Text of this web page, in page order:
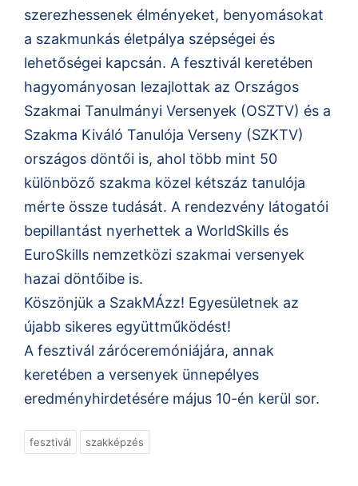
szerezhessenek élményeket, benyomásokat
a szakmunkás életpálya szépségei és
lehetőségei kapcsán. A fesztivál keretében
hagyományosan lezajlottak az Országos
Szakmai Tanulmányi Versenyek (OSZTV) és a
Szakma Kiváló Tanulója Verseny (SZKTV)
országos döntői is, ahol több mint 50
különböző szakma közel kétszáz tanulója
mérte össze tudását. A rendezvény látogatói
bepillantást nyerhettek a WorldSkills és
EuroSkills nemzetközi szakmai versenyek
hazai döntőibe is.
Köszönjük a SzakMÁzz! Egyesületnek az
újabb sikeres együttműködést!
A fesztivál záróceremóniájára, annak
keretében a versenyek ünnepélyes
eredményhirdetésére május 10-én kerül sor.
fesztivál szakképzés